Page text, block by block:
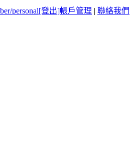
personal[登出]帳戶管理 | 聯絡我們